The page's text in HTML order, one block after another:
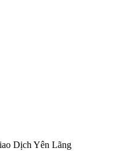
Dịch Yên Lãng